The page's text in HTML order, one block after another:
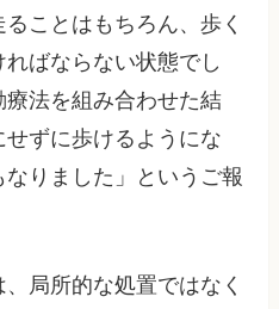
ことはもちろん、歩く
ばならない状態でし
法を組み合わせた結
ずに歩けるようにな
りました」というご報
局所的な処置ではなく